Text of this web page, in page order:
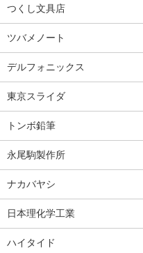
つくし文具店
ツバメノート
デルフォニックス
東京スライダ
トンボ鉛筆
永尾駒製作所
ナカバヤシ
日本理化学工業
ハイタイド